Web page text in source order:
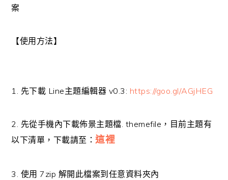
案
【使用方法】
1. 先下載 Line主題編輯器 v0.3: https://goo.gl/AGjHEG
2. 先從手機內下載佈景主題檔. themefile，目前主題有
以下清單，下載請至：這裡
3. 使用 7zip 解開此檔案到任意資料夾內